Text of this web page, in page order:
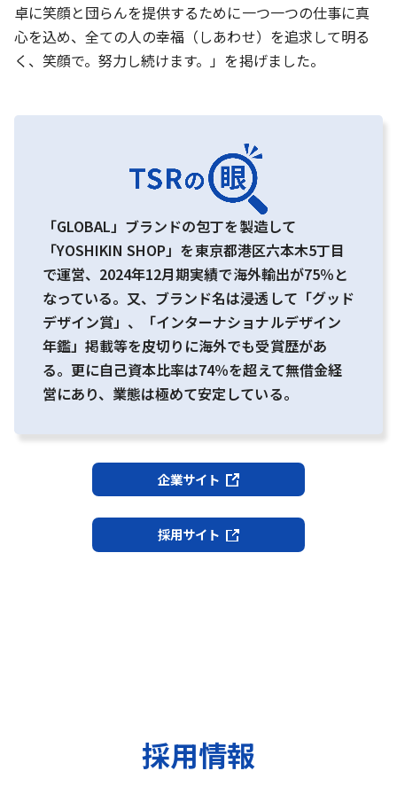
卓に笑顔と団らんを提供するために一つ一つの仕事に真
心を込め、全ての人の幸福（しあわせ）を追求して明る
く、笑顔で。努力し続けます。」を掲げました。
「GLOBAL」ブランドの包丁を製造して
「YOSHIKIN SHOP」を東京都港区六本木5丁目
で運営、2024年12月期実績で海外輸出が75％と
なっている。又、ブランド名は浸透して「グッド
デザイン賞」、「インターナショナルデザイン
年鑑」掲載等を皮切りに海外でも受賞歴があ
る。更に自己資本比率は74％を超えて無借金経
営にあり、業態は極めて安定している。
企業サイト
採用サイト
採用情報